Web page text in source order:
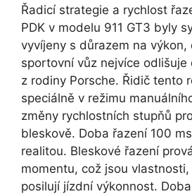
Řadicí strategie a rychlost
PDK v modelu 911 GT3 byly
vyvíjeny s důrazem na výkon,
sportovní vůz nejvíce odlišuje
z rodiny Porsche. Řidič tento
speciálně v režimu
změny rychlostních stupňů
bleskově. Doba řazení 100
realitou. Bleskové řazení
momentu, což jsou
posilují jízdní výkonnost.